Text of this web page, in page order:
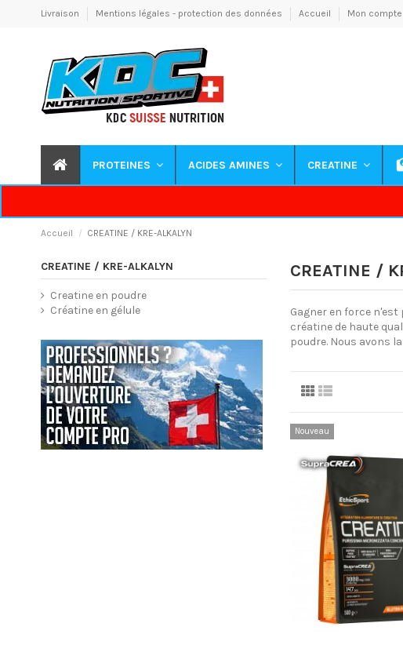
Livraison Mentions légales - protection des données Accueil Mon compte
PROTEINES ACIDES AMINES CREATINE
Accueil CREATINE / KRE-ALKALYN
CREATINE /
Gagner en force n'est
créatine de haute
poudre. Nous avons
Nouveau
CREATINE / KRE-ALKALYN
Creatine en poudre
Créatine en gélule